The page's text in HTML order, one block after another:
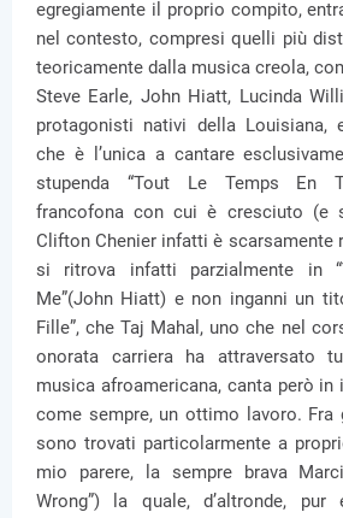
egregiamente il proprio compito,
nel contesto, compresi quelli più
teoricamente dalla musica creola,
Steve Earle, John Hiatt, Lucinda
protagonisti nativi della Louisiana,
che è l’unica a cantare
stupenda “Tout Le Temps En
francofona con cui è cresciuto (e
Clifton Chenier infatti è scarsamente
si ritrova infatti parzialmente in
Me”(John Hiatt) e non inganni un
Fille”, che Taj Mahal, uno che nel
onorata carriera ha attraversato
musica afroamericana, canta però in
come sempre, un ottimo lavoro.
sono trovati particolarmente a
mio parere, la sempre brava
Wrong”) la quale, d’altronde, pur